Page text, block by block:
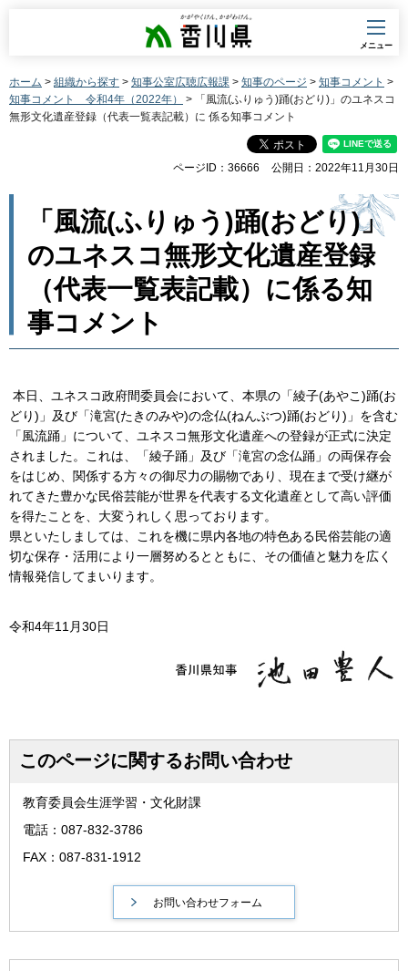
香川県
メニュー
ホーム > 組織から探す > 知事公室広聴広報課 > 知事のページ > 知事コメント >
知事コメント 令和4年（2022年）
> 「風流(ふりゅう)踊(おどり)」のユネスコ
無形文化遺産登録（代表一覧表記載）に 係る知事コメント
ページID：36666 公開日：2022年11月30日
「風流(ふりゅう)踊(おどり)」
のユネスコ無形文化遺産登録
（代表一覧表記載）に係る知
事コメント
本日、ユネスコ政府間委員会において、本県の「綾子(あやこ)踊(お
どり)」及び「滝宮(たきのみや)の念仏(ねんぶつ)踊(おどり)」を含む
「風流踊」について、ユネスコ無形文化遺産への登録が正式に決定
されました。これは、「綾子踊」及び「滝宮の念仏踊」の両保存会
をはじめ、関係する方々の御尽力の賜物であり、現在まで受け継が
れてきた豊かな民俗芸能が世界を代表する文化遺産として高い評価
を得たことを、大変うれしく思っております。
県といたしましては、これを機に県内各地の特色ある民俗芸能の適
切な保存・活用により一層努めるとともに、その価値と魅力を広く
情報発信してまいります。
令和4年11月30日
このページに関するお問い合わせ
教育委員会生涯学習・文化財課
電話：087-832-3786
FAX：087-831-1912